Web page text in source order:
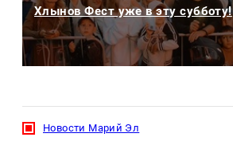
Хлынов Фест уже в эту субботу!
Новости Марий Эл